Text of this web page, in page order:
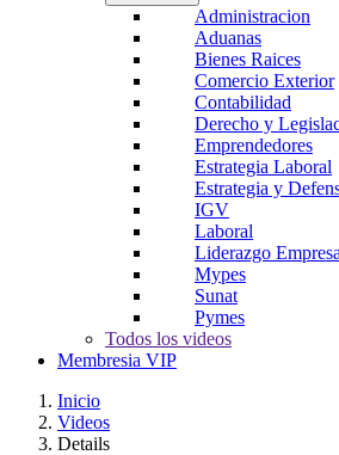
Administracion
Aduanas
Bienes Raices
Comercio Exterior
Contabilidad
Derecho y
Emprendedores
Estrategia Laboral
Estrategia y
IGV
Laboral
Liderazgo
Mypes
Sunat
Pymes
Todos los videos
Membresia VIP
Inicio
Videos
Details